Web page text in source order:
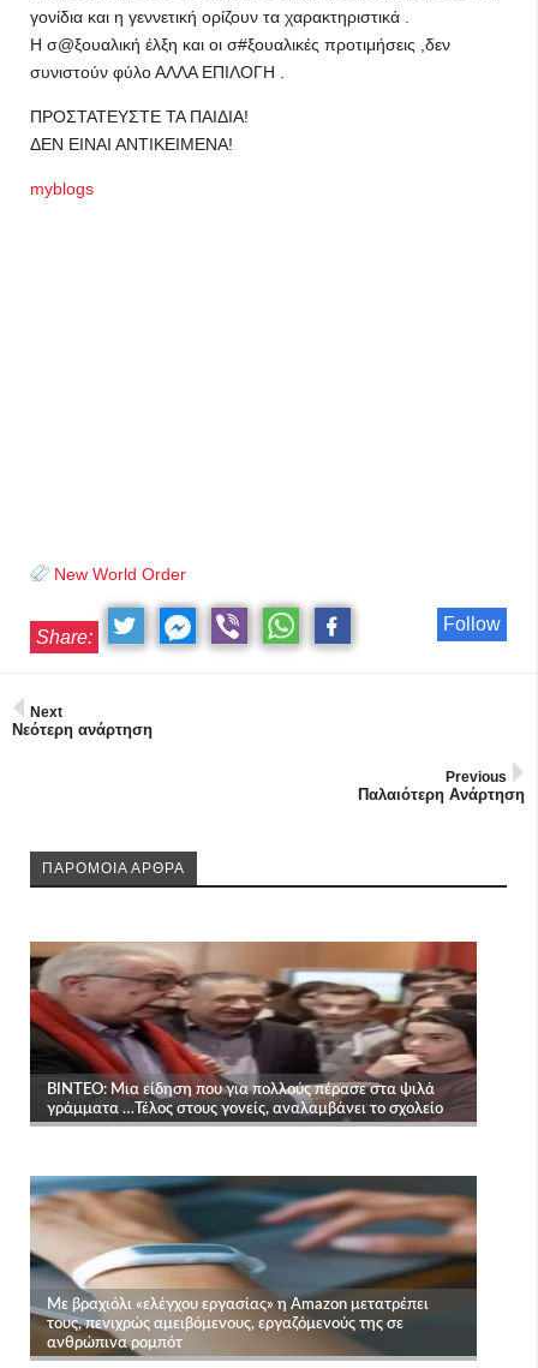
γονίδια και η γεννετική ορίζουν τα χαρακτηριστικά .
Η σ@ξουαλική έλξη και οι σ#ξουαλικές προτιμήσεις ,δεν
συνιστούν φύλο ΑΛΛΑ ΕΠΙΛΟΓΗ .
ΠΡΟΣΤΑΤΕΥΣΤΕ ΤΑ ΠΑΙΔΙΑ!
ΔΕΝ ΕΙΝΑΙ ΑΝΤΙΚΕΙΜΕΝΑ!
myblogs
New World Order
Follow
Share:
Next
Νεότερη ανάρτηση
Previous
Παλαιότερη Ανάρτηση
ΠΑΡΟΜΟΙΑ ΑΡΘΡΑ